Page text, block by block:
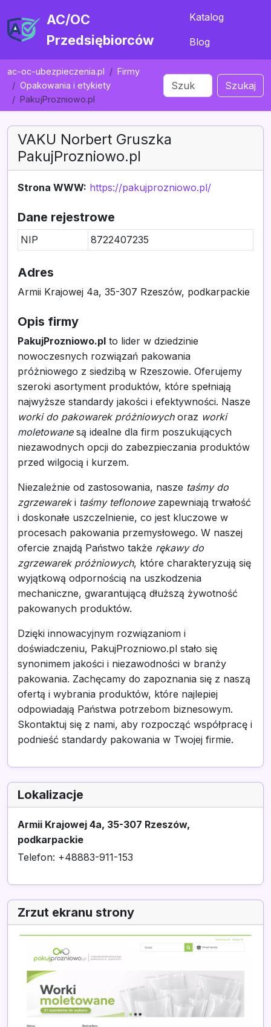
AC/OC
Przedsiębiorców
Katalog
Blog
ac-oc-ubezpieczenia.pl
Firmy
Opakowania i etykiety
PakujProzniowo.pl
Szukaj
VAKU Norbert Gruszka
PakujProzniowo.pl
Strona WWW: https://pakujprozniowo.pl/
Dane rejestrowe
NIP 8722407235
Adres
Armii Krajowej 4a, 35-307 Rzeszów, podkarpackie
Opis firmy
PakujProzniowo.pl to lider w dziedzinie
nowoczesnych rozwiązań pakowania
próżniowego z siedzibą w Rzeszowie. Oferujemy
szeroki asortyment produktów, które spełniają
najwyższe standardy jakości i efektywności. Nasze
worki do pakowarek próżniowychoraz worki
moletowanesą idealne dla firm poszukujących
niezawodnych opcji do zabezpieczania produktów
przed wilgocią i kurzem.
Niezależnie od zastosowania, nasze taśmy do
zgrzewareki taśmy teflonowezapewniają trwałość
i doskonałe uszczelnienie, co jest kluczowe w
procesach pakowania przemysłowego. W naszej
ofercie znajdą Państwo także rękawy do
zgrzewarek próżniowych, które charakteryzują się
wyjątkową odpornością na uszkodzenia
mechaniczne, gwarantującą dłuższą żywotność
pakowanych produktów.
Dzięki innowacyjnym rozwiązaniom i
doświadczeniu, PakujProzniowo.pl stało się
synonimem jakości i niezawodności w branży
pakowania. Zachęcamy do zapoznania się z naszą
ofertą i wybrania produktów, które najlepiej
odpowiadają Państwa potrzebom biznesowym.
Skontaktuj się z nami, aby rozpocząć współpracę i
podnieść standardy pakowania w Twojej firmie.
Lokalizacje
Armii Krajowej 4a, 35-307 Rzeszów,
podkarpackie
Telefon: +48883-911-153
Zrzut ekranu strony